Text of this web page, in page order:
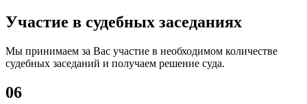
Участие в судебных заседаниях
Мы принимаем за Вас участие в необходимом количестве
судебных заседаний и получаем решение суда.
06